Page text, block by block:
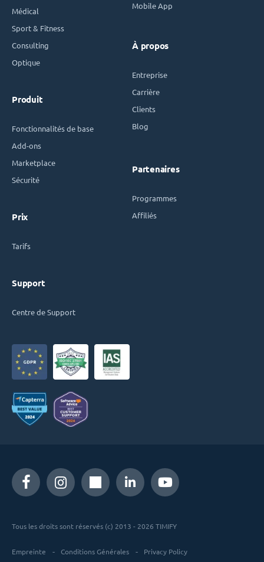
Médical
Sport & Fitness
Consulting
Optique
Produit
Fonctionnalités de base
Add-ons
Marketplace
Sécurité
Prix
Tarifs
Support
Centre de Support
Mobile App
À propos
Entreprise
Carrière
Clients
Blog
Partenaires
Programmes
Affiliés
Tous les droits sont réservés (c) 2013 - 2026 TIMIFY
Empreinte Conditions Générales Privacy Policy